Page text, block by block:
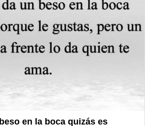
en la boca quizás es